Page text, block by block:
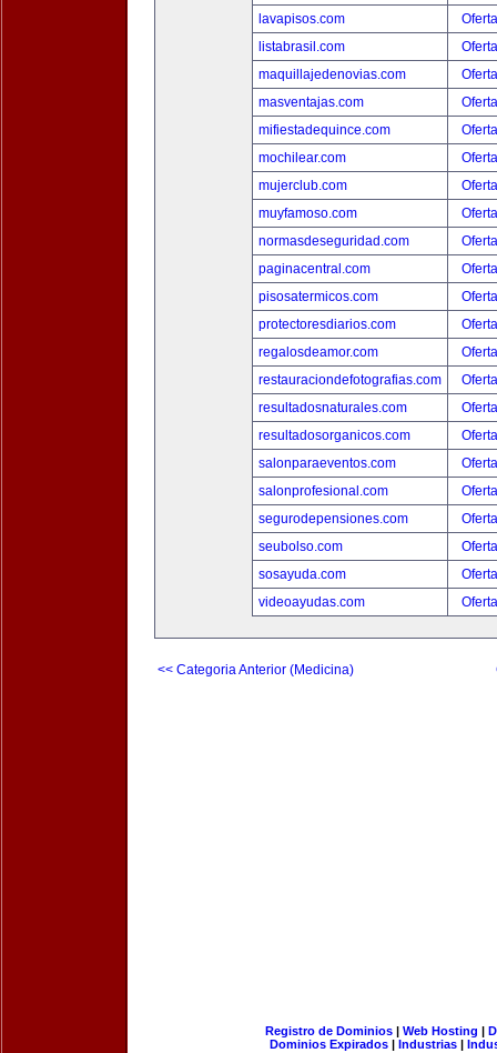
lavapisos.com
listabrasil.com
maquillajedenovias.com
masventajas.com
mifiestadequince.com
mochilear.com
mujerclub.com
muyfamoso.com
normasdeseguridad.com
paginacentral.com
pisosatermicos.com
protectoresdiarios.com
regalosdeamor.com
restauraciondefotografias.com
resultadosnaturales.com
resultadosorganicos.com
salonparaeventos.com
salonprofesional.com
segurodepensiones.com
seubolso.com
sosayuda.com
videoayudas.com
<< Categoria Anterior (Medicina)
Registro de Dominios| Web Hosting |
Dominios Expirados | Industrias |